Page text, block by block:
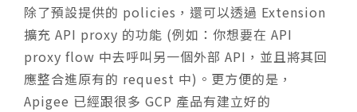
除了預設提供的 policies，還可以透過 Extension
擴充 API proxy 的功能 (例如：你想要在 API
proxy flow 中去呼叫另一個外部 API，並且將其回
應整合進原有的 request 中)。更方便的是，
Apigee 已經跟很多 GCP 產品有建立好的